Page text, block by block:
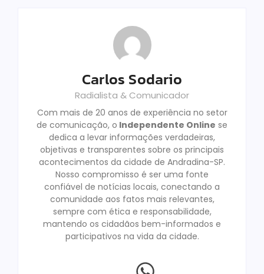
Carlos Sodario
Radialista & Comunicador
Com mais de 20 anos de experiência no setor
de comunicação, o Independente Online se
dedica a levar informações verdadeiras,
objetivas e transparentes sobre os principais
acontecimentos da cidade de Andradina-SP.
Nosso compromisso é ser uma fonte
confiável de notícias locais, conectando a
comunidade aos fatos mais relevantes,
sempre com ética e responsabilidade,
mantendo os cidadãos bem-informados e
participativos na vida da cidade.